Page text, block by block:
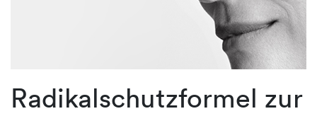
Radikalschutzformel zur